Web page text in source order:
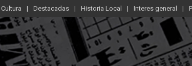
Cultura Destacadas Historia Local Interes general